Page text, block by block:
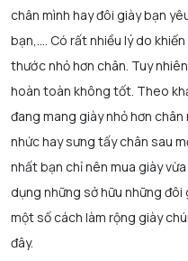
chân mình hay đôi giày bạn
bạn,…. Có rất nhiều lý do
thước nhỏ hơn chân. Tuy
hoàn toàn không tốt. Theo
đang mang giày nhỏ hơn
nhức hay sưng tấy chân sau
nhất bạn chỉ nên mua giày
dụng những sở hữu những
một số cách làm rộng giày
đây.